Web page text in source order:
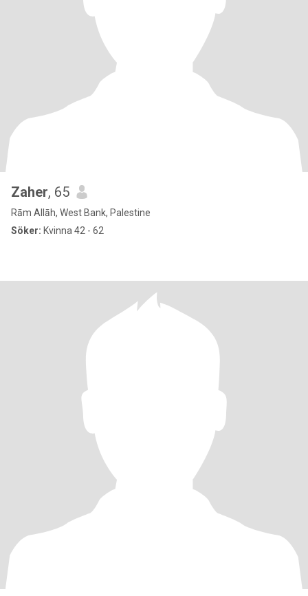
Zaher, 65
Rām Allāh, West Bank, Palestine
Söker: Kvinna 42 - 62